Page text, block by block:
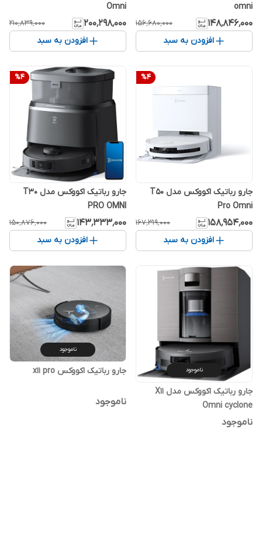
omni
۱۴۸٬۸۴۶٬۰۰۰ ۱۵۶٬۶۸۰٬۰۰۰
افزودن به سبد
Omni
۲۰۰٬۲۹۸٬۰۰۰ ۲۱۰٬۸۳۹٬۰۰۰
افزودن به سبد
%4
جارو رباتیک اکووکس مدل T50
Pro Omni
۱۵۸٬۹۵۴٬۰۰۰ ۱۶۷٬۳۱۹٬۰۰۰
افزودن به سبد
%4
جارو رباتیک اکووکس مدل T30
PRO OMNI
۱۴۳٬۳۳۳٬۰۰۰ ۱۵۰٬۸۷۶٬۰۰۰
افزودن به سبد
ناموجود
جارو رباتیک اکووکس مدل X11
Omni cyclone
ناموجود
ناموجود
جارو رباتیک اکووکس x11 pro
ناموجود